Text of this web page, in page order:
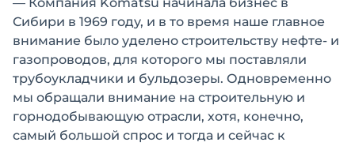
Сибири в 1969 году, и в то время наше главное
внимание было уделено строительству нефте- и
газопроводов, для которого мы поставляли
трубоукладчики и бульдозеры. Одновременно
мы обращали внимание на строительную и
горнодобывающую отрасли, хотя, конечно,
самый большой спрос и тогда и сейчас к